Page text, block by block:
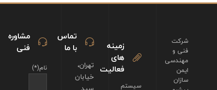
مشاوره
فنی
نام(*)
تماس
با ما
تهران،
خیابان
زمینه
های
فعالیت
سیستم
شرکت
فنی و
مهندسی
ایمن
سازان